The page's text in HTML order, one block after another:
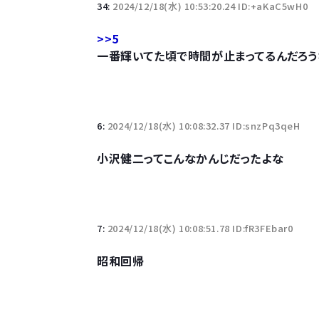
34: 2024/12/18(水) 10:53:20.24 ID:+aKaC5wH0
>>5
一番輝いてた頃で時間が止まってるんだろ
6: 2024/12/18(水) 10:08:32.37 ID:snzPq3qeH
小沢健二ってこんなかんじだったよな
7: 2024/12/18(水) 10:08:51.78 ID:fR3FEbar0
昭和回帰